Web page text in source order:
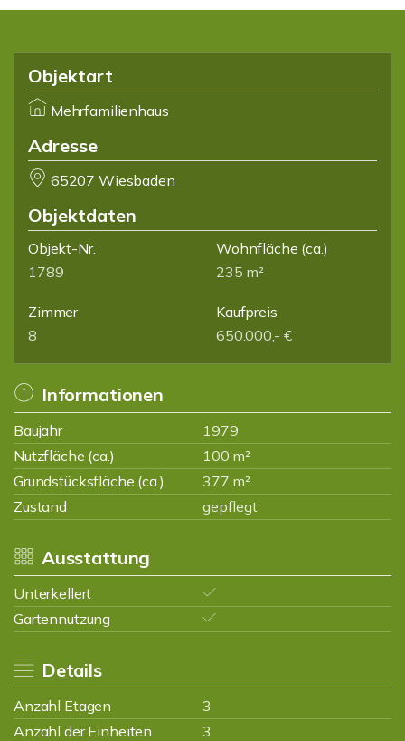
Objektart
Mehrfamilienhaus
Adresse
65207 Wiesbaden
Objektdaten
Objekt-Nr.
1789
Wohnfläche (ca.)
235 m²
Zimmer
8
Kaufpreis
650.000,- €
Informationen
Baujahr
1979
Nutzfläche (ca.)
100 m²
Grundstücksfläche (ca.)
377 m²
Zustand
gepflegt
Ausstattung
Unterkellert
Gartennutzung
Details
Anzahl Etagen
3
Anzahl der Einheiten
3